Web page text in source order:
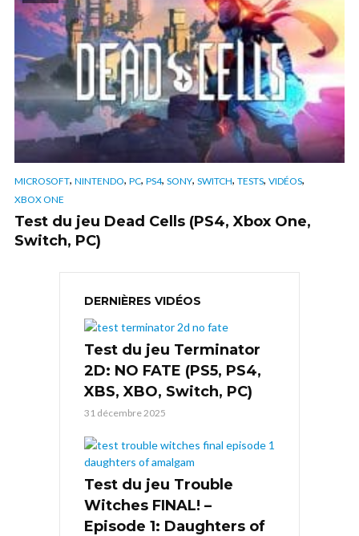
MICROSOFT, NINTENDO, PC, PS4, SONY, SWITCH, TESTS, VIDÉOS,
XBOX ONE
Test du jeu Dead Cells (PS4, Xbox One,
Switch, PC)
DERNIÈRES VIDÉOS
Test du jeu Terminator
2D: NO FATE (PS5, PS4,
XBS, XBO, Switch, PC)
31 décembre 2025
Test du jeu Trouble
Witches FINAL! –
Episode 1: Daughters of